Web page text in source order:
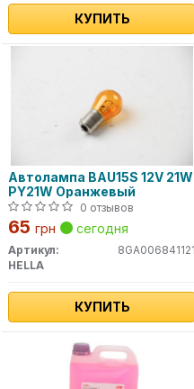
КУПИТЬ
Автолампа BAU15S 12V 21W
PY21W Оранжевый
0 отзывов
65 грн сегодня
Артикул:
8GA006841121
HELLA
КУПИТЬ